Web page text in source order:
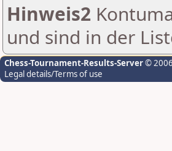
Hinweis2
und sind in der
Chess-Tournament-Results-Server©
Legal details/Terms of use